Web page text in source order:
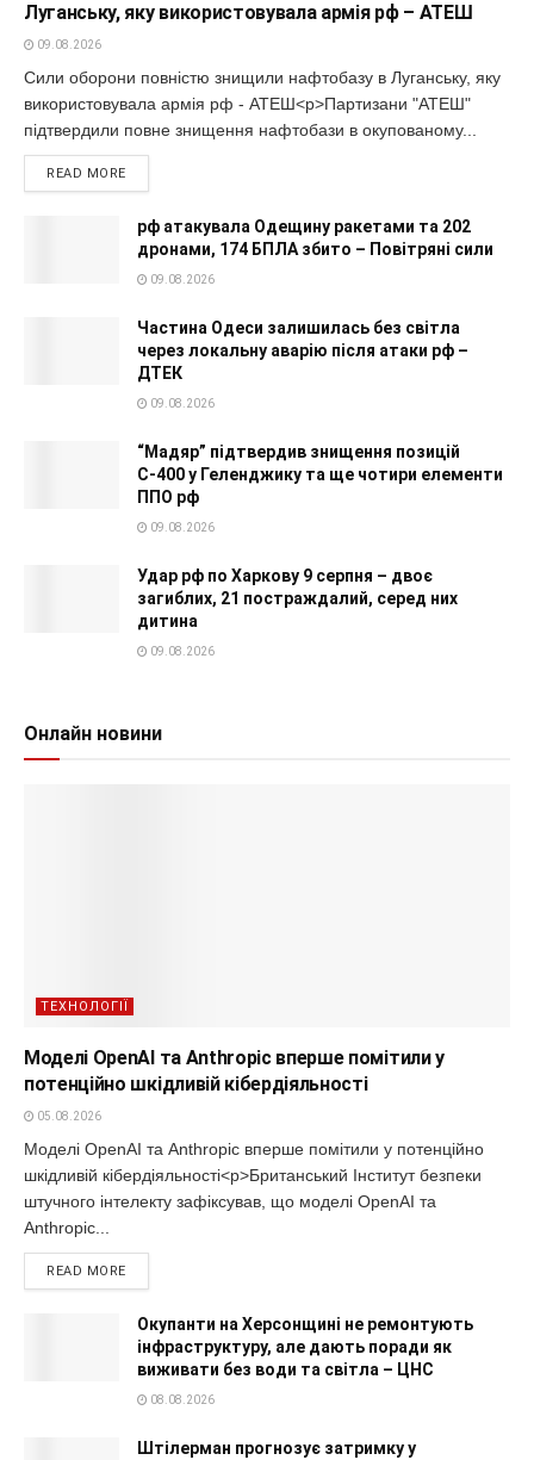
Луганську, яку використовувала армія рф – АТЕШ
09.08.2026
Сили оборони повністю знищили нафтобазу в Луганську, яку
використовувала армія рф - АТЕШ<p>Партизани "АТЕШ"
підтвердили повне знищення нафтобази в окупованому...
READ MORE
рф атакувала Одещину ракетами та 202
дронами, 174 БПЛА збито – Повітряні сили
09.08.2026
Частина Одеси залишилась без світла
через локальну аварію після атаки рф –
ДТЕК
09.08.2026
“Мадяр” підтвердив знищення позицій
С-400 у Геленджику та ще чотири елементи
ППО рф
09.08.2026
Удар рф по Харкову 9 серпня – двоє
загиблих, 21 постраждалий, серед них
дитина
09.08.2026
Онлайн новини
ТЕХНОЛОГІЇ
Моделі OpenAI та Anthropic вперше помітили у
потенційно шкідливій кібердіяльності
05.08.2026
Моделі OpenAI та Anthropic вперше помітили у потенційно
шкідливій кібердіяльності<p>Британський Інститут безпеки
штучного інтелекту зафіксував, що моделі OpenAI та
Anthropic...
READ MORE
Окупанти на Херсонщині не ремонтують
інфраструктуру, але дають поради як
виживати без води та світла – ЦНС
08.08.2026
Штілерман прогнозує затримку у